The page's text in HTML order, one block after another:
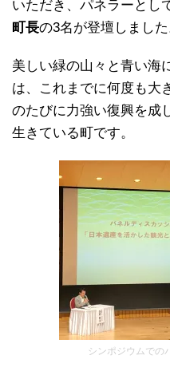
いただき、パネラーとし
町長の3名が登壇しました
美しい緑の山々と青い海
は、これまでに何度も大
のたびに力強い復興を成
生きている町です。
シンポジウムでの